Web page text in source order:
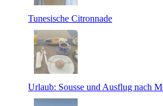
Tunesische Citronnade
Urlaub: Sousse und Ausflug nach